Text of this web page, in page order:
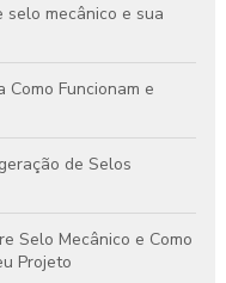
selo mecânico e sua
Funcionam e
de Selos
Selo Mecânico e Como
Projeto